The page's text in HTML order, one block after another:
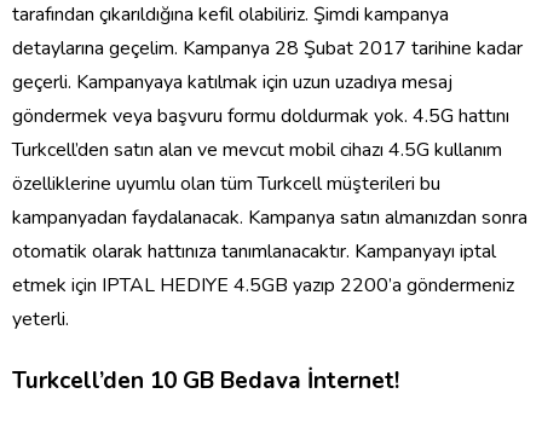
tarafından çıkarıldığına kefil olabiliriz. Şimdi kampanya
detaylarına geçelim. Kampanya 28 Şubat 2017 tarihine kadar
geçerli. Kampanyaya katılmak için uzun uzadıya mesaj
göndermek veya başvuru formu doldurmak yok. 4.5G hattını
Turkcell’den satın alan ve mevcut mobil cihazı 4.5G kullanım
özelliklerine uyumlu olan tüm Turkcell müşterileri bu
kampanyadan faydalanacak. Kampanya satın almanızdan sonra
otomatik olarak hattınıza tanımlanacaktır. Kampanyayı iptal
etmek için IPTAL HEDIYE 4.5GB yazıp 2200’a göndermeniz
yeterli.
Turkcell’den 10 GB Bedava İnternet!